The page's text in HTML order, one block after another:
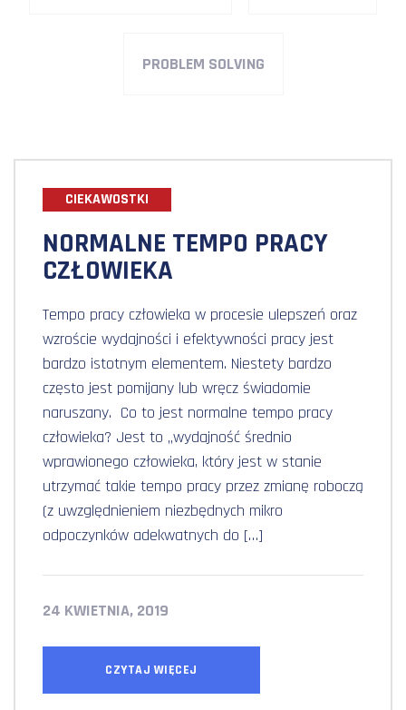
PROBLEM SOLVING
CIEKAWOSTKI
NORMALNE TEMPO PRACY
CZŁOWIEKA
Tempo pracy człowieka w procesie ulepszeń oraz
wzroście wydajności i efektywności pracy jest
bardzo istotnym elementem. Niestety bardzo
często jest pomijany lub wręcz świadomie
naruszany. Co to jest normalne tempo pracy
człowieka? Jest to „wydajność średnio
wprawionego człowieka, który jest w stanie
utrzymać takie tempo pracy przez zmianę roboczą
(z uwzględnieniem niezbędnych mikro
odpoczynków adekwatnych do […]
24 KWIETNIA, 2019
CZYTAJ WIĘCEJ